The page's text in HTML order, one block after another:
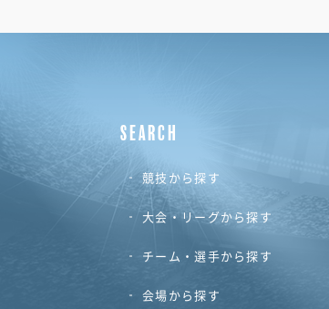
SEARCH
競技から探す
大会・リーグから探す
チーム・選手から探す
会場から探す